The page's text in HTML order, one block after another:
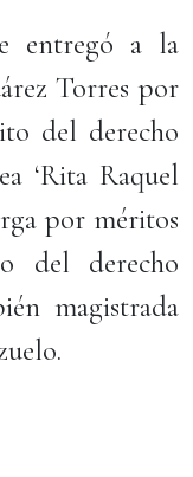
entregó a la
Torres por
del derecho
‘Rita Raquel
por méritos
del derecho
magistrada